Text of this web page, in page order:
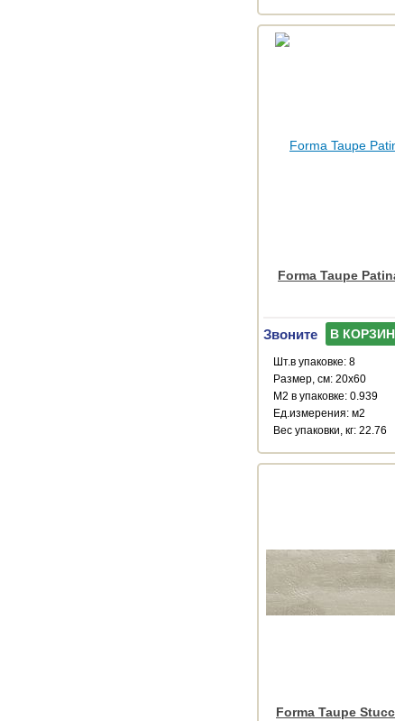
Forma Taupe
Звоните В КОРЗИНУ
Шт.в упаковке: 8
Размер, см: 20x60
М2 в упаковке: 0.939
Ед.измерения: м2
Веc упаковки, кг: 22.76
Forma Taupe